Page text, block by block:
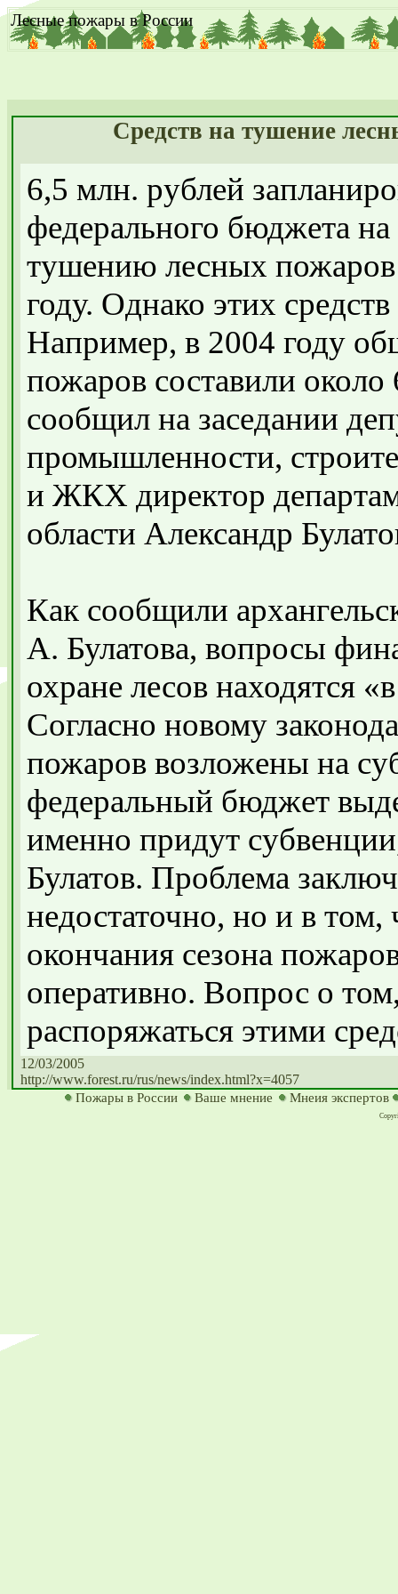
Лесные пожары в России
Средств на тушение
6,5 млн. рублей
федерального бюджета
тушению лесных пожаров
году. Однако этих
Например, в 2004 году
пожаров составили
сообщил на заседании
промышленности,
и ЖКХ директор
области Александр
Как сообщили
А. Булатова, вопросы
охране лесов находятся
Согласно новому
пожаров возложены на
федеральный бюджет
именно придут
Булатов. Проблема
недостаточно, но и в
окончания сезона
оперативно. Вопрос о
распоряжаться этими
12/03/2005
http://www.forest.ru/rus/news/index.html?x=4057
Пожары в России Ваше мнение Мнеия экспертов